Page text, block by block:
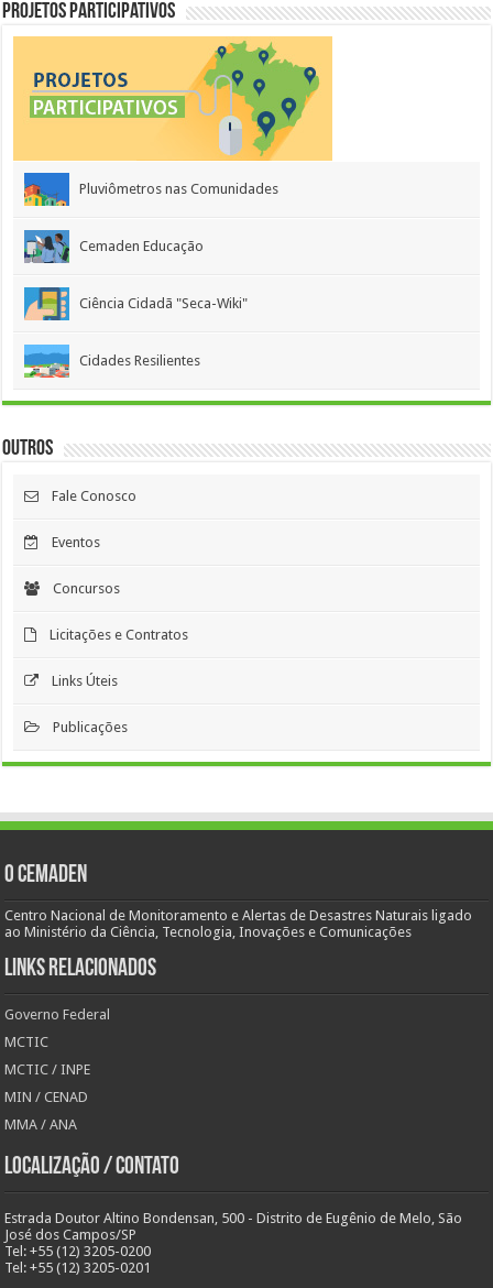
Projetos Participativos
Pluviômetros nas Comunidades
Cemaden Educação
Ciência Cidadã "Seca-Wiki"
Cidades Resilientes
Outros
Fale Conosco
Eventos
Concursos
Licitações e Contratos
Links Úteis
Publicações
O Cemaden
Centro Nacional de Monitoramento e Alertas de Desastres Naturais ligado
ao Ministério da Ciência, Tecnologia, Inovações e Comunicações
Links Relacionados
Governo Federal
MCTIC
MCTIC / INPE
MIN / CENAD
MMA / ANA
Localização / Contato
Estrada Doutor Altino Bondensan, 500 - Distrito de Eugênio de Melo, São
José dos Campos/SP
Tel: +55 (12) 3205-0200
Tel: +55 (12) 3205-0201